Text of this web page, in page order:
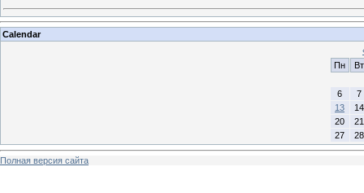
Calendar
Пн
Вт
6
7
13
14
20
21
27
28
Полная версия сайта